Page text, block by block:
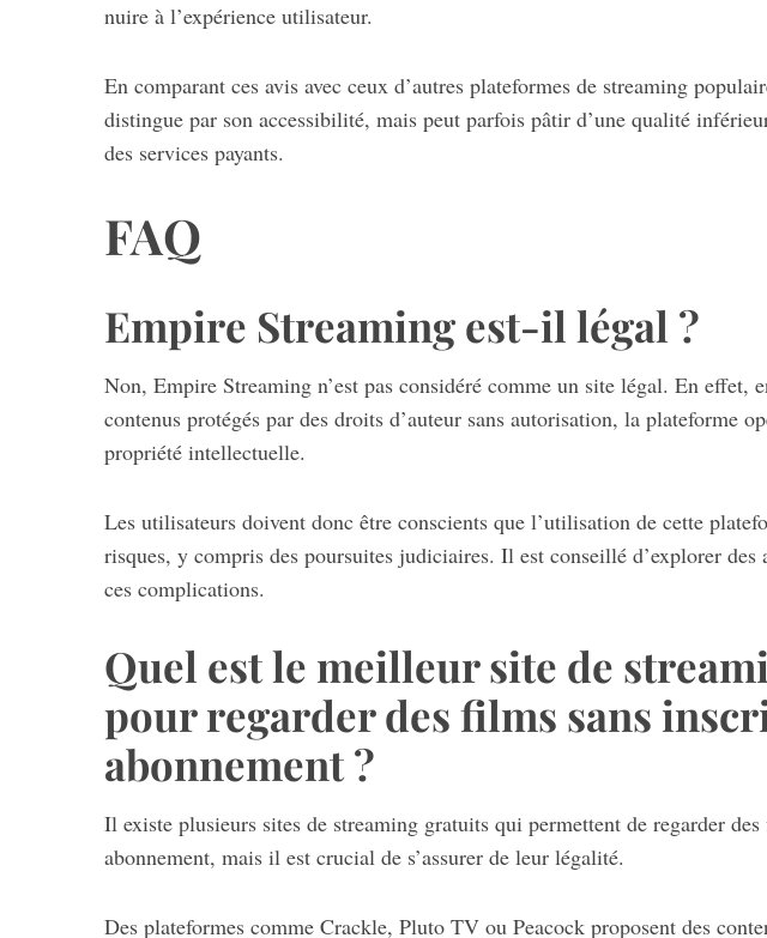
nuire à l’expérience utilisateur.
En comparant ces avis avec ceux d’autres plateformes de streaming
distingue par son accessibilité, mais peut parfois pâtir d’une qualité
des services payants.
FAQ
Empire Streaming est-il légal ?
Non, Empire Streaming n’est pas considéré comme un site légal. En effet,
contenus protégés par des droits d’auteur sans autorisation, la plateforme
propriété intellectuelle.
Les utilisateurs doivent donc être conscients que l’utilisation de cette
risques, y compris des poursuites judiciaires. Il est conseillé d’explorer
ces complications.
Quel est le meilleur site de
pour regarder des films sans
abonnement ?
Il existe plusieurs sites de streaming gratuits qui permettent de regarder
abonnement, mais il est crucial de s’assurer de leur légalité.
Des plateformes comme Crackle, Pluto TV ou Peacock proposent des